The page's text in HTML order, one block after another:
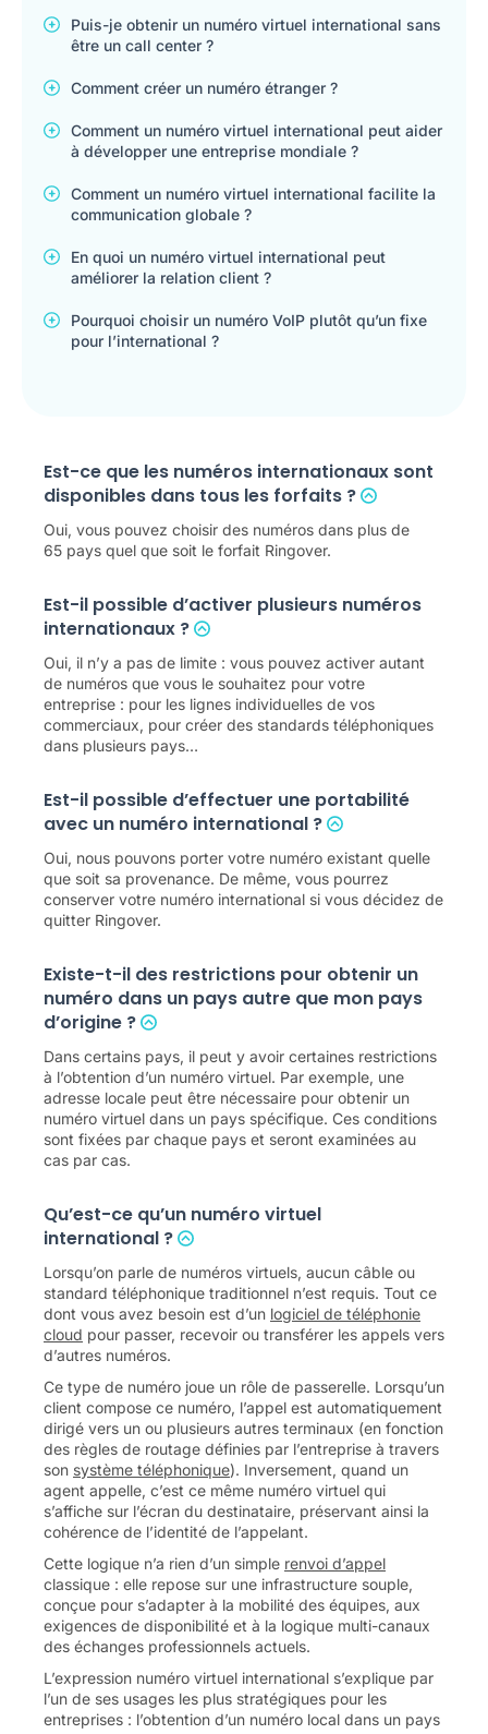
Puis-je obtenir un numéro virtuel international sans
être un call center ?
Comment créer un numéro étranger ?
Comment un numéro virtuel international peut aider
à développer une entreprise mondiale ?
Comment un numéro virtuel international facilite la
communication globale ?
En quoi un numéro virtuel international peut
améliorer la relation client ?
Pourquoi choisir un numéro VoIP plutôt qu’un fixe
pour l’international ?
Est-ce que les numéros internationaux sont
disponibles dans tous les forfaits ?
Oui, vous pouvez choisir des numéros dans plus de
65 pays quel que soit le forfait Ringover.
Est-il possible d’activer plusieurs numéros
internationaux ?
Oui, il n’y a pas de limite : vous pouvez activer autant
de numéros que vous le souhaitez pour votre
entreprise : pour les lignes individuelles de vos
commerciaux, pour créer des standards téléphoniques
dans plusieurs pays…
Est-il possible d’effectuer une portabilité
avec un numéro international ?
Oui, nous pouvons porter votre numéro existant quelle
que soit sa provenance. De même, vous pourrez
conserver votre numéro international si vous décidez de
quitter Ringover.
Existe-t-il des restrictions pour obtenir un
numéro dans un pays autre que mon pays
d’origine ?
Dans certains pays, il peut y avoir certaines restrictions
à l’obtention d’un numéro virtuel. Par exemple, une
adresse locale peut être nécessaire pour obtenir un
numéro virtuel dans un pays spécifique. Ces conditions
sont fixées par chaque pays et seront examinées au
cas par cas.
Qu’est-ce qu’un numéro virtuel
international ?
Lorsqu’on parle de numéros virtuels, aucun câble ou
standard téléphonique traditionnel n’est requis. Tout ce
dont vous avez besoin est d’un logiciel de téléphonie
cloud pour passer, recevoir ou transférer les appels vers
d’autres numéros.
Ce type de numéro joue un rôle de passerelle. Lorsqu’un
client compose ce numéro, l’appel est automatiquement
dirigé vers un ou plusieurs autres terminaux (en fonction
des règles de routage définies par l’entreprise à travers
son système téléphonique). Inversement, quand un
agent appelle, c’est ce même numéro virtuel qui
s’affiche sur l’écran du destinataire, préservant ainsi la
cohérence de l’identité de l’appelant.
Cette logique n’a rien d’un simple renvoi d’appel
classique : elle repose sur une infrastructure souple,
conçue pour s’adapter à la mobilité des équipes, aux
exigences de disponibilité et à la logique multi-canaux
des échanges professionnels actuels.
L’expression numéro virtuel international s’explique par
l’un de ses usages les plus stratégiques pour les
entreprises : l’obtention d’un numéro local dans un pays